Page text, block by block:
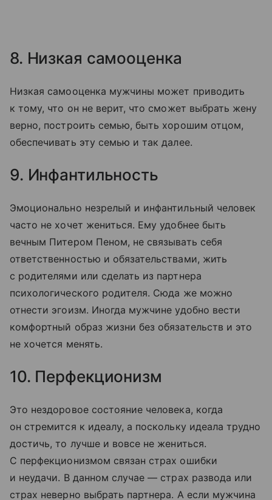
8. Низкая самооценка
Низкая самооценка мужчины может приводить
к тому, что он не верит, что сможет выбрать жену
верно, построить семью, быть хорошим отцом,
обеспечивать эту семью и так далее.
9. Инфантильность
Эмоционально незрелый и инфантильный человек
часто не хочет жениться. Ему удобнее быть
вечным Питером Пеном, не связывать себя
ответственностью и обязательствами, жить
с родителями или сделать из партнера
психологического родителя. Сюда же можно
отнести эгоизм. Иногда мужчине удобно вести
комфортный образ жизни без обязательств и это
не хочется менять.
10. Перфекционизм
Это нездоровое состояние человека, когда
он стремится к идеалу, а поскольку идеала трудно
достичь, то лучше и вовсе не жениться.
С перфекционизмом связан страх ошибки
и неудачи. В данном случае — страх развода или
страх неверно выбрать партнера. А если мужчина